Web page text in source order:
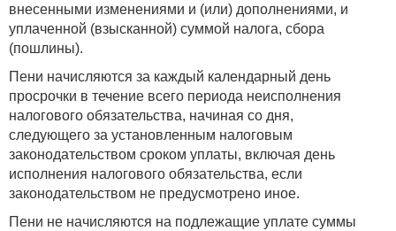
внесенными изменениями и (или) дополнениями, и
уплаченной (взысканной) суммой налога, сбора
(пошлины).
Пени начисляются за каждый календарный день
просрочки в течение всего периода неисполнения
налогового обязательства, начиная со дня,
следующего за установленным налоговым
законодательством сроком уплаты, включая день
исполнения налогового обязательства, если
законодательством не предусмотрено иное.
Пени не начисляются на подлежащие уплате суммы